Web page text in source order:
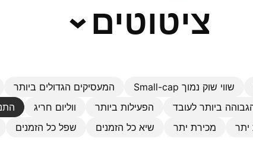
ציטוטים
שווי שוק נמוך Small-cap המעסיקים הגדולים ביותר
ביותר לעובד הפעילות ביותר ווליום חריג
יתר מכירת יתר שיא כל הזמנים שפל כל הזמנים